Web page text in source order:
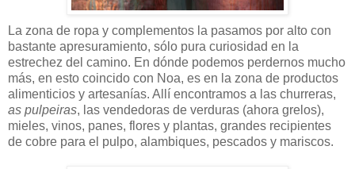
La zona de ropa y complementos la pasamos por alto con
bastante apresuramiento, sólo pura curiosidad en la
estrechez del camino. En dónde podemos perdernos mucho
más, en esto coincido con Noa, es en la zona de productos
alimenticios y artesanías. Allí encontramos a las churreras,
as pulpeiras, las vendedoras de verduras (ahora grelos),
mieles, vinos, panes, flores y plantas, grandes recipientes
de cobre para el pulpo, alambiques, pescados y mariscos.